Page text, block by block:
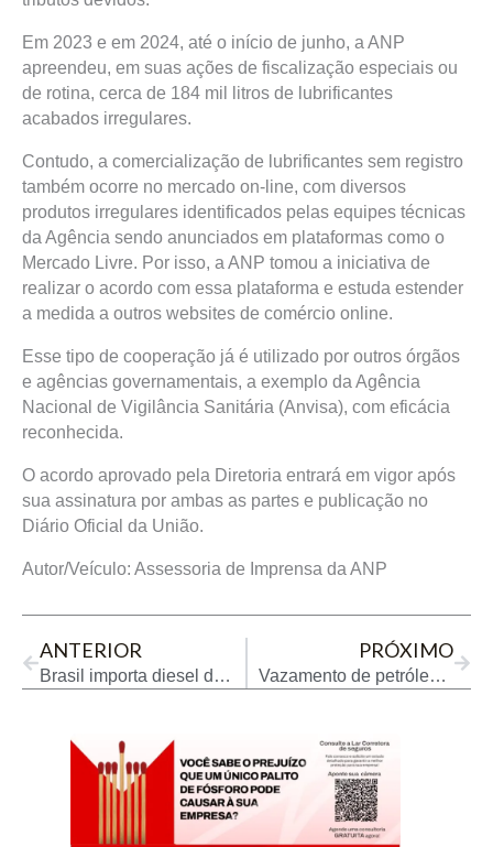
Em 2023 e em 2024, até o início de junho, a ANP
apreendeu, em suas ações de fiscalização especiais ou
de rotina, cerca de 184 mil litros de lubrificantes
acabados irregulares.
Contudo, a comercialização de lubrificantes sem registro
também ocorre no mercado on-line, com diversos
produtos irregulares identificados pelas equipes técnicas
da Agência sendo anunciados em plataformas como o
Mercado Livre. Por isso, a ANP tomou a iniciativa de
realizar o acordo com essa plataforma e estuda estender
a medida a outros websites de comércio online.
Esse tipo de cooperação já é utilizado por outros órgãos
e agências governamentais, a exemplo da Agência
Nacional de Vigilância Sanitária (Anvisa), com eficácia
reconhecida.
O acordo aprovado pela Diretoria entrará em vigor após
sua assinatura por ambas as partes e publicação no
Diário Oficial da União.
Autor/Veículo: Assessoria de Imprensa da ANP
ANTERIOR
Brasil importa diesel da Rússia, mas empresas não são identificadas nos portos
PRÓXIMO
Vazamento de petróleo contamina rio e afeta populações na Amazônia